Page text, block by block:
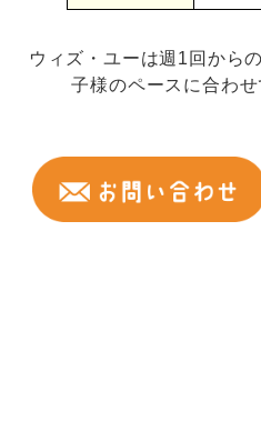
ウィズ・ユーは週1回から
子様のペースに合わせ